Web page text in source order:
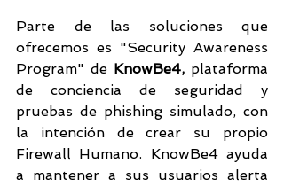
Parte de las soluciones que
ofrecemos es "Security Awareness
Program" de KnowBe4, plataforma
de conciencia de seguridad y
pruebas de phishing simulado, con
la intención de crear su propio
Firewall Humano. KnowBe4 ayuda
a mantener a sus usuarios alerta